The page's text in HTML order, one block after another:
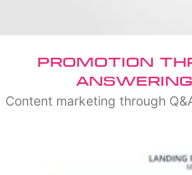
Promotion
Content marketing through